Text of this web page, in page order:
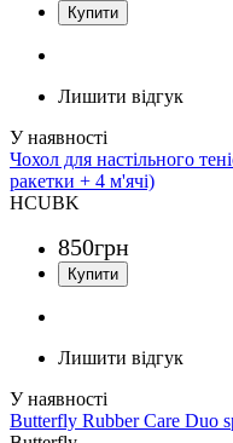
Лишити відгук
Чохол для настільного
ракетки + 4 м'ячі)
HCUBK
850грн
Лишити відгук
Butterfly Rubber Care Duo